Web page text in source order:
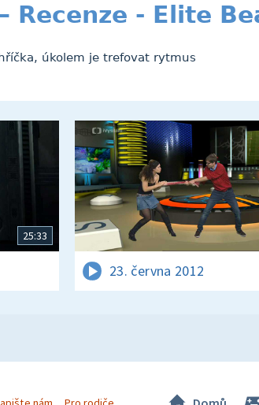
Recenze - Elite
úkolem je trefovat rytmus
25:33
23. června 2012